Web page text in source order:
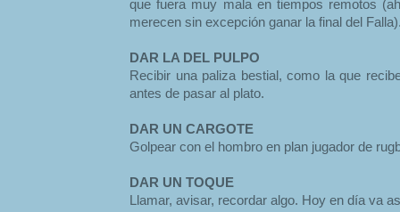
que fuera muy mala en tiempos remotos
merecen sin excepción ganar la final del
DAR LA DEL PULPO
Recibir una paliza bestial, como la que
antes de pasar al plato.
DAR UN CARGOTE
Golpear con el hombro en plan jugador de
DAR UN TOQUE
Llamar, avisar, recordar algo. Hoy en día va